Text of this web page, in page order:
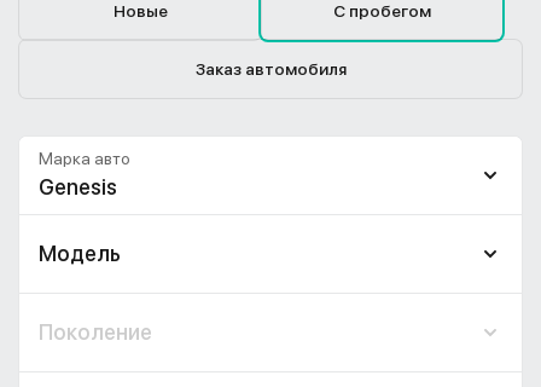
Новые С пробегом
Заказ автомобиля
Genesis
Марка авто
Модель
Поколение